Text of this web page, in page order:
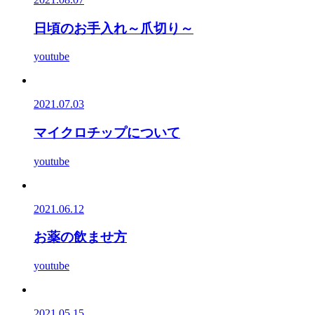
日頃のお手入れ～爪切り～
youtube
2021.07.03
マイクロチップについて
youtube
2021.06.12
お薬の飲ませ方
youtube